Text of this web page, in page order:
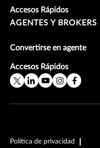
Accesos Rápidos
AGENTES Y BROKERS
Convertirse en agente
Accesos Rápidos
Política de privacidad